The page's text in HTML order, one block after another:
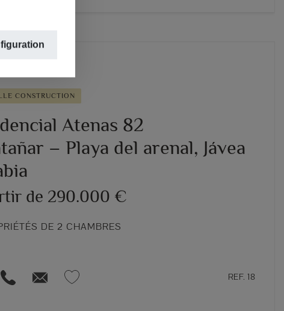
CONSTRUCTION
Atenas 82
– Playa del arenal, Jávea
de 290.000 €
DE 2 CHAMBRES
REF. 18